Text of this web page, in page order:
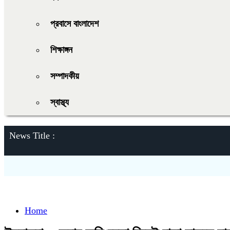
প্রবাসে বাংলাদেশ
শিক্ষাঙ্গন
সম্পাদকীয়
স্বাস্থ্য
News Title :
Home